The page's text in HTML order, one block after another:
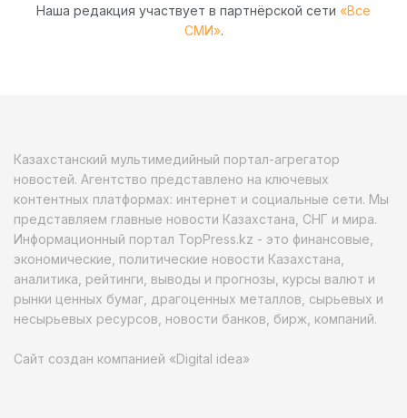
Наша редакция участвует в партнёрской сети «Все
СМИ».
Казахстанский мультимедийный портал-агрегатор
новостей. Агентство представлено на ключевых
контентных платформах: интернет и социальные сети. Мы
представляем главные новости Казахстана, СНГ и мира.
Информационный портал TopPress.kz - это финансовые,
экономические, политические новости Казахстана,
аналитика, рейтинги, выводы и прогнозы, курсы валют и
рынки ценных бумаг, драгоценных металлов, сырьевых и
несырьевых ресурсов, новости банков, бирж, компаний.
Сайт создан компанией «Digital idea»